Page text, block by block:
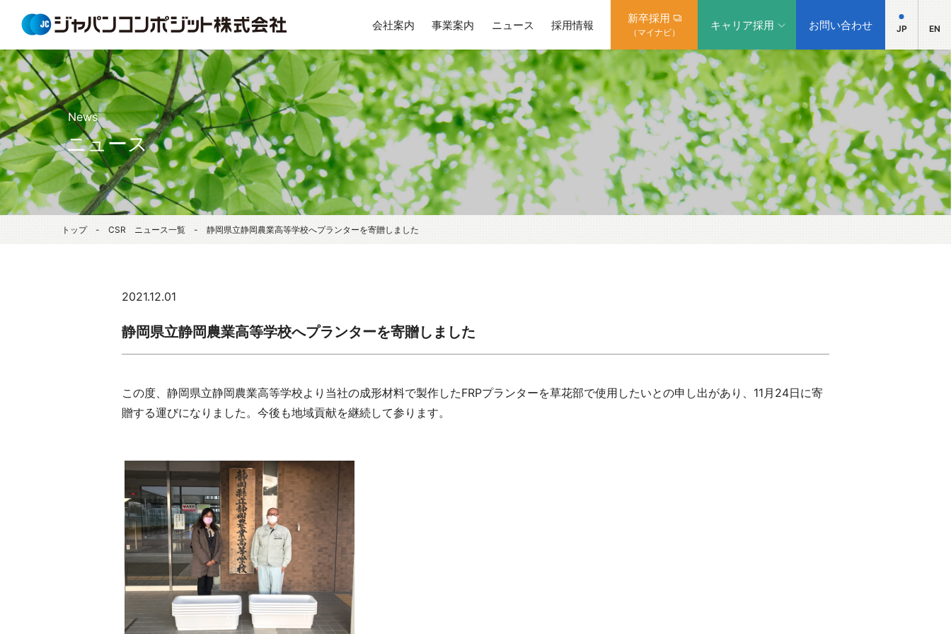
会社案内 事業案内 ニュース 採用情報
新卒採用
（マイナビ）
キャリア採用 お問い合わせ JP EN
News
ニュース
トップ- CSR ニュース一覧 - 静岡県立静岡農業高等学校へプランターを寄贈しました
2021.12.01
静岡県立静岡農業高等学校へプランターを寄贈しました
この度、静岡県立静岡農業高等学校より当社の成形材料で製作したFRPプランターを草花部で使用したいとの申し出があり、11月24日に寄
贈する運びになりました。今後も地域貢献を継続して参ります。